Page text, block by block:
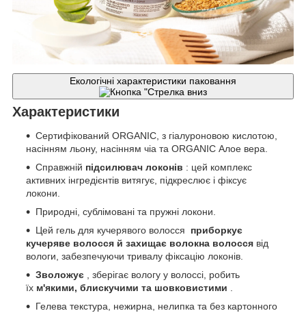
Характеристики
Сертифікований ORGANIC, з гіалуроновою кислотою,
насінням льону, насінням чіа та ORGANIC Алое вера.
Справжній підсилювач локонів : цей комплекс
активних інгредієнтів витягує, підкреслює і фіксує
локони.
Природні, сублімовані та пружні локони.
Цей гель для кучерявого волосся приборкує
кучеряве волосся й захищає волокна волосся від
вологи, забезпечуючи тривалу фіксацію локонів.
Зволожує , зберігає вологу у волоссі, робить
їх м'якими, блискучими та шовковистими .
Гелева текстура, нежирна, нелипка та без картонного